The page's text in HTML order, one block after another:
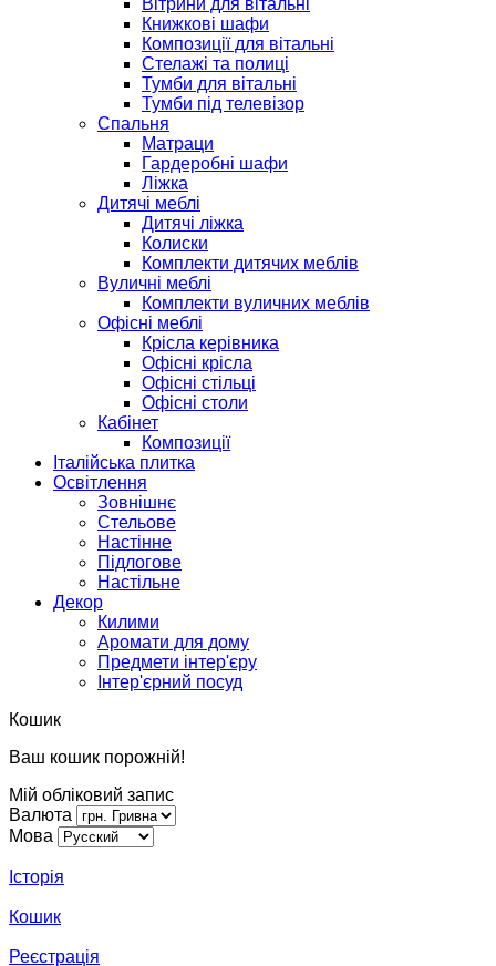
Вітрини для вітальні
Книжкові шафи
Композиції для вітальні
Стелажі та полиці
Тумби для вітальні
Тумби під телевізор
Спальня
Матраци
Гардеробні шафи
Ліжка
Дитячі меблі
Дитячі ліжка
Колиски
Комплекти дитячих меблів
Вуличні меблі
Комплекти вуличних меблів
Офісні меблі
Крісла керівника
Офісні крісла
Офісні стільці
Офісні столи
Кабінет
Композиції
Італійська плитка
Освітлення
Зовнішнє
Стельове
Настінне
Підлогове
Настільне
Декор
Килими
Аромати для дому
Предмети інтер'єру
Інтер'єрний посуд
Кошик
Ваш кошик порожній!
Мій обліковий запис
Валюта
Мова
Історія
Кошик
Реєстрація